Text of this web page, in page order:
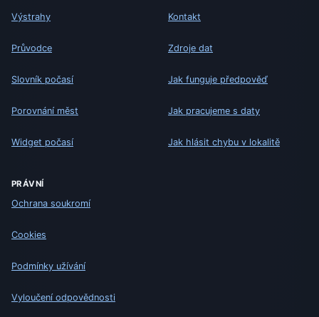
Výstrahy
Průvodce
Slovník počasí
Porovnání měst
Widget počasí
Kontakt
Zdroje dat
Jak funguje předpověď
Jak pracujeme s daty
Jak hlásit chybu v lokalitě
PRÁVNÍ
Ochrana soukromí
Cookies
Podmínky užívání
Vyloučení odpovědnosti